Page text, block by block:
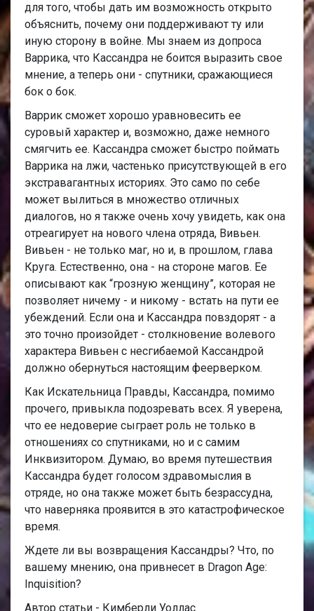
для того, чтобы дать им возможность открыто
объяснить, почему они поддерживают ту или
иную сторону в войне. Мы знаем из допроса
Варрика, что Кассандра не боится выразить свое
мнение, а теперь они - спутники, сражающиеся
бок о бок.
Варрик сможет хорошо уравновесить ее
суровый характер и, возможно, даже немного
смягчить ее. Кассандра сможет быстро поймать
Варрика на лжи, частенько присутствующей в его
экстравагантных историях. Это само по себе
может вылиться в множество отличных
диалогов, но я также очень хочу увидеть, как она
отреагирует на нового члена отряда, Вивьен.
Вивьен - не только маг, но и, в прошлом, глава
Круга. Естественно, она - на стороне магов. Ее
описывают как “грозную женщину”, которая не
позволяет ничему - и никому - встать на пути ее
убеждений. Если она и Кассандра повздорят - а
это точно произойдет - столкновение волевого
характера Вивьен с несгибаемой Кассандрой
должно обернуться настоящим феерверком.
Как Искательница Правды, Кассандра, помимо
прочего, привыкла подозревать всех. Я уверена,
что ее недоверие сыграет роль не только в
отношениях со спутниками, но и с самим
Инквизитором. Думаю, во время путешествия
Кассандра будет голосом здравомыслия в
отряде, но она также может быть безрассудна,
что наверняка проявится в это катастрофическое
время.
Ждете ли вы возвращения Кассандры? Что, по
вашему мнению, она привнесет в Dragon Age:
Inquisition?
Автор статьи - Кимберли Уоллас